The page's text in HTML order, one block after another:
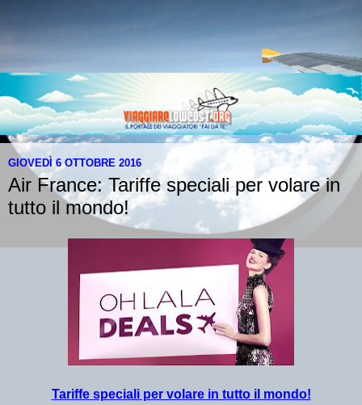
GIOVEDÌ 6 OTTOBRE 2016
Air France: Tariffe speciali per volare in
tutto il mondo!
Tariffe speciali per volare in tutto il mondo!